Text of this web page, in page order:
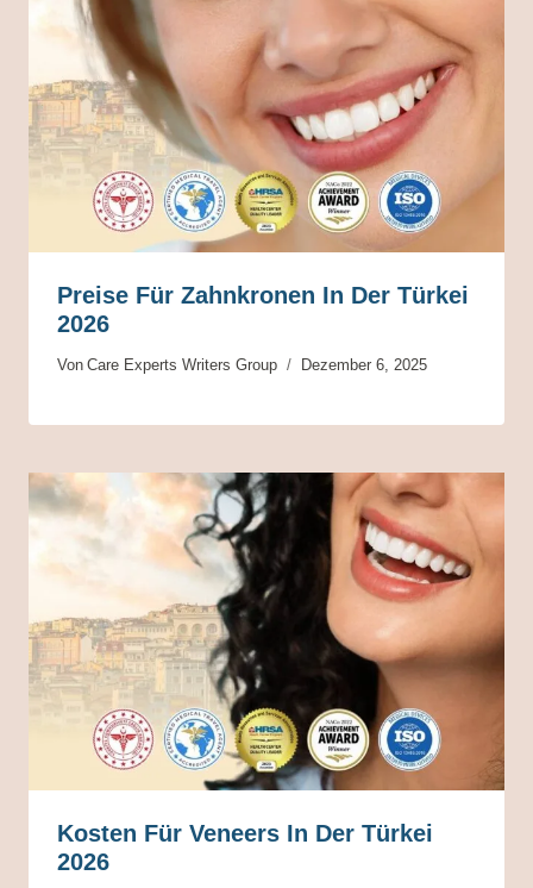
Preise Für Zahnkronen In Der Türkei
2026
Von Care Experts Writers Group Dezember 6, 2025
Kosten Für Veneers In Der Türkei
2026